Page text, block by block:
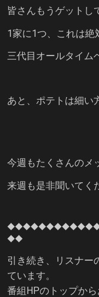
皆さんもうゲットし
1家に1つ、これは絶
三代目オールタイム
あと、ポテトは細い
今週もたくさんのメ
来週も是非聞いてく
◆◆◆◆◆◆
◆◆
引き続き、リスナー
ています。
番組HPのトップから